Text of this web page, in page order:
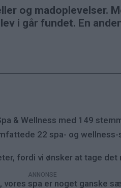
og madoplevelser.
i går fundet. En
& Wellness med 149
22 spa- og
fordi vi ønsker at tage det
spa er noget ganske